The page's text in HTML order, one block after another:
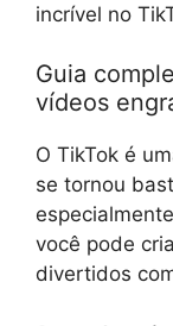
incrível no
Guia
vídeos
O TikTok é
se tornou
você pode
divertidos